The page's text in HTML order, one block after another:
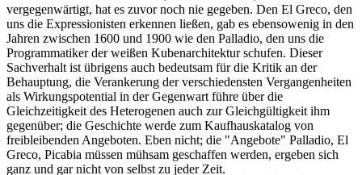
vergegenwärtigt, hat es zuvor noch nie gegeben. Den El Greco, den
uns die Expressionisten erkennen ließen, gab es ebensowenig in den
Jahren zwischen 1600 und 1900 wie den Palladio, den uns die
Programmatiker der weißen Kubenarchitektur schufen. Dieser
Sachverhalt ist übrigens auch bedeutsam für die Kritik an der
Behauptung, die Verankerung der verschiedensten Vergangenheiten
als Wirkungspotential in der Gegenwart führe über die
Gleichzeitigkeit des Heterogenen auch zur Gleichgültigkeit ihm
gegenüber; die Geschichte werde zum Kaufhauskatalog von
freibleibenden Angeboten. Eben nicht; die "Angebote" Palladio, El
Greco, Picabia müssen mühsam geschaffen werden, ergeben sich
ganz und gar nicht von selbst zu jeder Zeit.